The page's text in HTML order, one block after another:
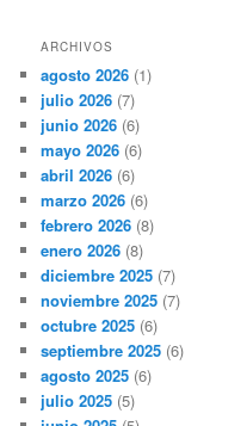
ARCHIVOS
agosto 2026 (1)
julio 2026 (7)
junio 2026 (6)
mayo 2026 (6)
abril 2026 (6)
marzo 2026 (6)
febrero 2026 (8)
enero 2026 (8)
diciembre 2025 (7)
noviembre 2025 (7)
octubre 2025 (6)
septiembre 2025 (6)
agosto 2025 (6)
julio 2025 (5)